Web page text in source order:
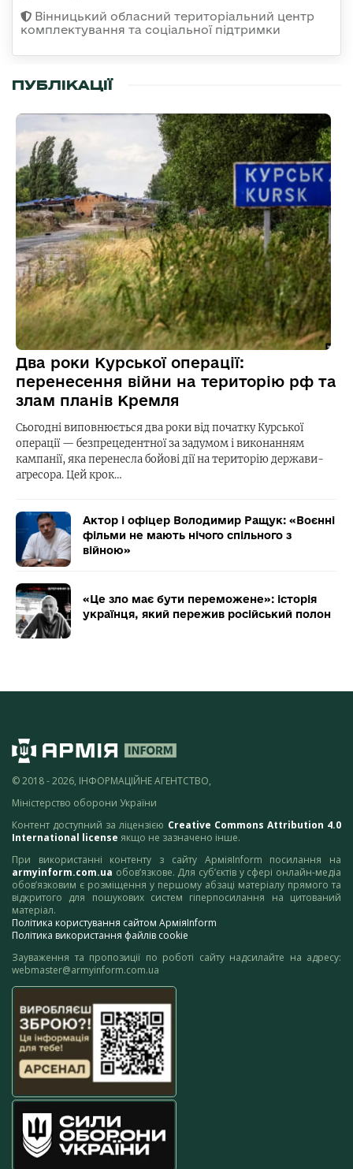
Вінницький обласний територіальний центр
комплектування та соціальної підтримки
ПУБЛІКАЦІЇ
Два роки Курської операції:
перенесення війни на територію рф та
злам планів Кремля
Сьогодні виповнюється два роки від початку Курської
операції — безпрецедентної за задумом і виконанням
кампанії, яка перенесла бойові дії на територію держави-
агресора. Цей крок…
Актор і офіцер Володимир Ращук: «Воєнні
фільми не мають нічого спільного з
війною»
«Це зло має бути переможене»: історія
українця, який пережив російський полон
© 2018 - 2026, ІНФОРМАЦІЙНЕ АГЕНТСТВО,
Міністерство оборони України
Контент доступний за ліцензією Creative Commons Attribution 4.0
International license якщо не зазначено інше.
При використанні контенту з сайту АрміяInform посилання на
armyinform.com.ua обов’язкове. Для суб’єктів у сфері онлайн-медіа
обов’язковим є розміщення у першому абзаці матеріалу прямого та
відкритого для пошукових систем гіперпосилання на цитований
матеріал.
Політика користування сайтом АрміяInform
Політика використання файлів cookie
Зауваження та пропозиції по роботі сайту надсилайте на адресу:
webmaster@armyinform.com.ua